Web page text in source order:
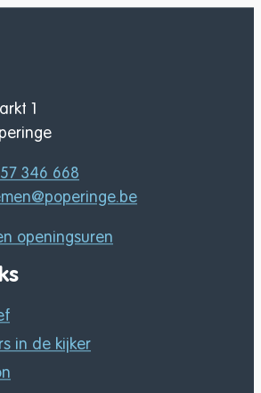
1
346 668
@poperinge.be
openingsuren
in de kijker